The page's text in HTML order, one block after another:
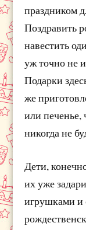
праздником
Поздравить
навестить
уж точно не
Подарки
же
или печенье,
никогда не
Дети,
их уже
игрушками и